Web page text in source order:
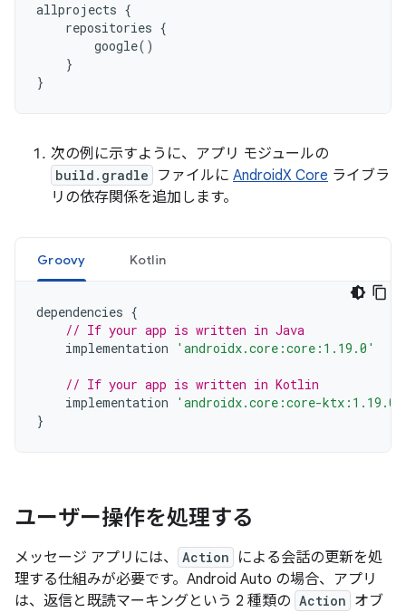
allprojects {
repositories {
google()
}
}
次の例に示すように、アプリ モジュールの
build.gradle ファイルに AndroidX Core ライブラ
リの依存関係を追加します。
Groovy Kotlin
dependencies {
// If your app is written in Java
implementation
'androidx.core:core:1.19.0'
// If your app is written in Kotlin
implementation
'androidx.core:core-ktx:1.19.0'
}
ユーザー操作を処理する
メッセージ アプリには、 Action
による会話の更新を処
理する仕組みが必要です。Android Auto の場合、アプリ
は、返信と既読マーキングという 2 種類の Action オブ